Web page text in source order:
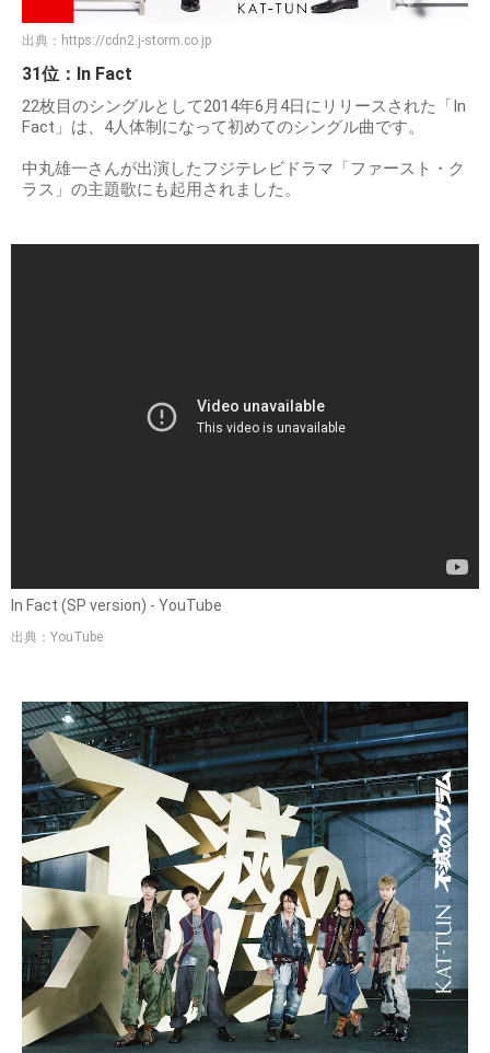
出典： https://cdn2.j-storm.co.jp
31位：In Fact
22枚目のシングルとして2014年6月4日にリリースされた「In
Fact」は、4人体制になって初めてのシングル曲です。
中丸雄一さんが出演したフジテレビドラマ「ファースト・ク
ラス」の主題歌にも起用されました。
In Fact (SP version) - YouTube
出典：YouTube